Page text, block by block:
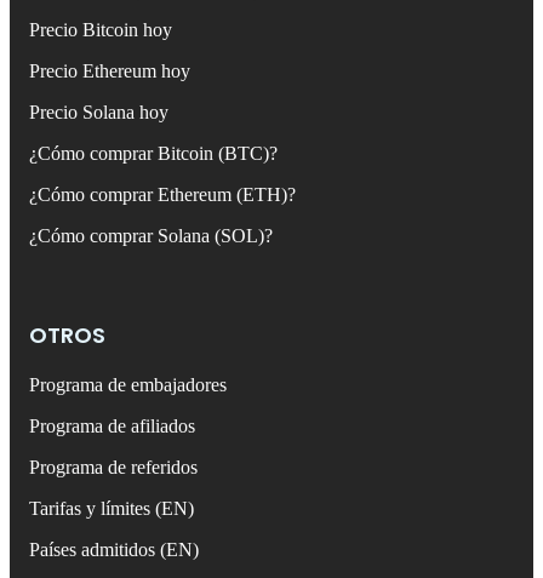
Precio Bitcoin hoy
Precio Ethereum hoy
Precio Solana hoy
¿Cómo comprar Bitcoin (BTC)?
¿Cómo comprar Ethereum (ETH)?
¿Cómo comprar Solana (SOL)?
OTROS
Programa de embajadores
Programa de afiliados
Programa de referidos
Tarifas y límites (EN)
Países admitidos (EN)